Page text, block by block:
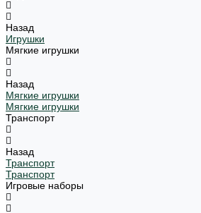
Назад
Игрушки
Мягкие игрушки
Назад
Мягкие игрушки
Мягкие игрушки
Транспорт
Назад
Транспорт
Транспорт
Игровые наборы